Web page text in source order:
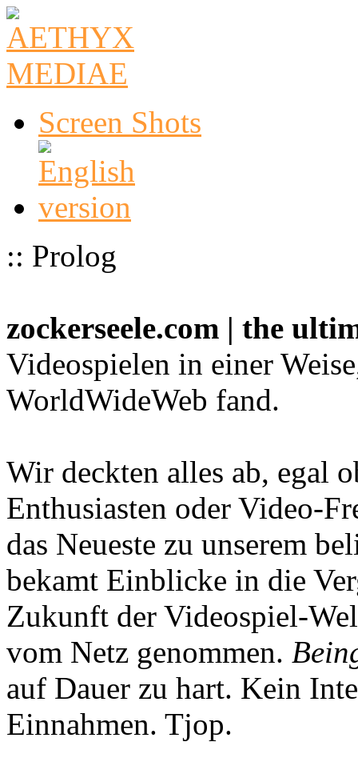
Screen Shots
:: Prolog
zockerseele.com | the
Videospielen in einer
WorldWideWeb fand.
Wir deckten alles ab, egal
Enthusiasten oder Video-
das Neueste zu unserem
bekamt Einblicke in die
Zukunft der Videospiel-
vom Netz genommen.
auf Dauer zu hart. Kein
Einnahmen. Tjop.